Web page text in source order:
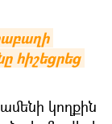
հիշեցրեց
կողքին